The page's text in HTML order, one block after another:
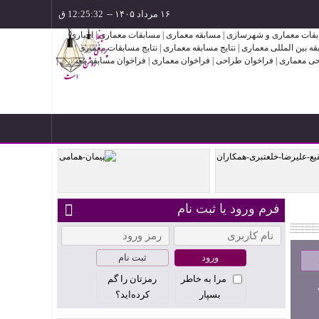
۱۶ مرداد ۱۴۰۵ --
پیمان همامیفرم ورود یا ثبت نام
ثبت نام
مرا به خاطر
بسپار
رمزتان را گم
کرده‌اید؟